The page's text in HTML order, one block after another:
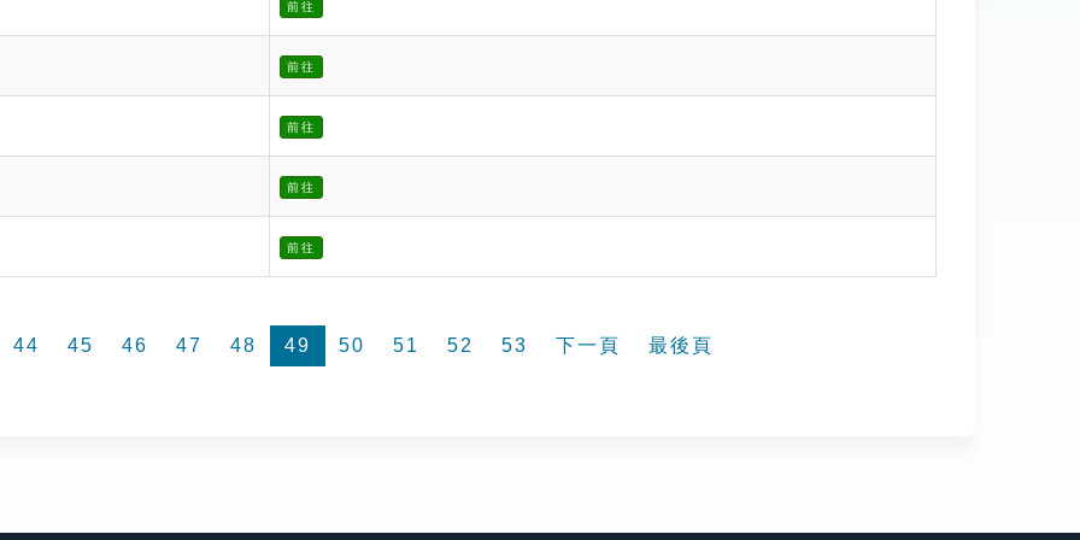
前往
前往
前往
前往
前往
44 45 46 47 48 49 50 51 52 53 下一頁 最後頁